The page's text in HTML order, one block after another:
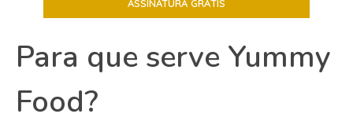
Para que serve Yummy
Food?